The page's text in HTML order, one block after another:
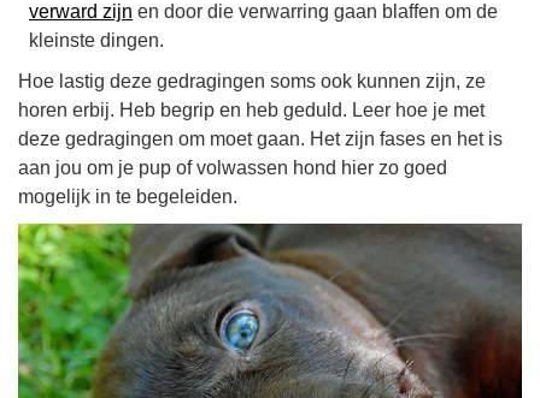
verward zijn en door die verwarring gaan blaffen om de
kleinste dingen.
Hoe lastig deze gedragingen soms ook kunnen zijn, ze
horen erbij. Heb begrip en heb geduld. Leer hoe je met
deze gedragingen om moet gaan. Het zijn fases en het is
aan jou om je pup of volwassen hond hier zo goed
mogelijk in te begeleiden.